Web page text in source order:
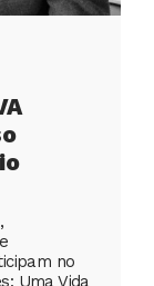
no
Uma Vida